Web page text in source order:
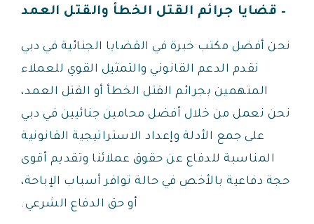
– قضايا جرائم القتل الخطأ والقتل العمد
نحن أفضل مكتب خبرة في القضايا الجنائية في دبي
نقدم الدعم القانوني والتمثيل القوي للعملاء
المتهمين بجرائم القتل الخطأ أو القتل العمد،
نحن نعمل من خلال أفضل محامين جنائيين في دبي
على جمع الأدلة وإعداد الاستراتيجية القانونية
المناسبة للدفاع عن حقوق عملائنا وتقديم أقوى
حجة دفاعية بالأخص في حالة توافر أسباب الإباحة،
أو حق الدفاع الشرعي.